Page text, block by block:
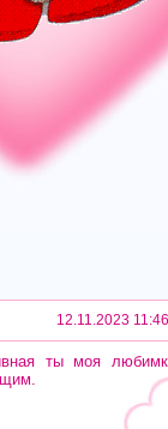
12.11.2023 11:46
ты моя